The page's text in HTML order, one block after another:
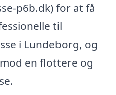
p6b.dk) for at få
til
i Lundeborg, og
en flottere og